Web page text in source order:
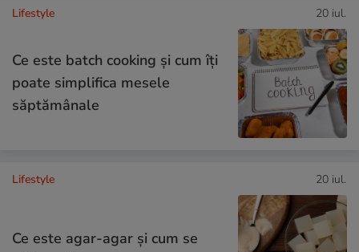
Lifestyle 20 iul.
Ce este batch cooking și cum îți
poate simplifica mesele
săptămânale
Lifestyle 20 iul.
Ce este agar-agar și cum se